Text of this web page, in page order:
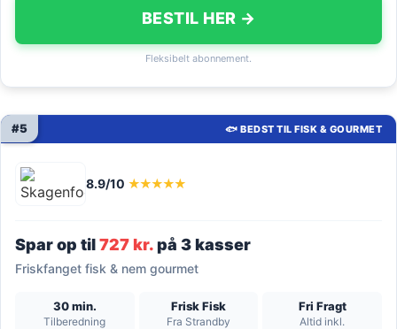
BESTIL HER →
Fleksibelt abonnement.
🐟 BEDST TIL FISK & GOURMET
#5
8.9/10 ★★★★★
Spar op til727 kr.på 3 kasser
Friskfanget fisk & nem gourmet
30 min.
Tilberedning
Frisk Fisk
Fra Strandby
Fri Fragt
Altid inkl.